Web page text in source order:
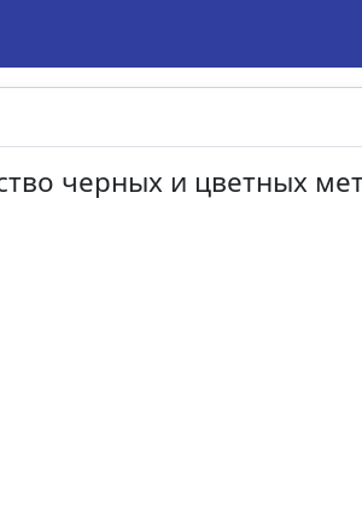
черных и цветных